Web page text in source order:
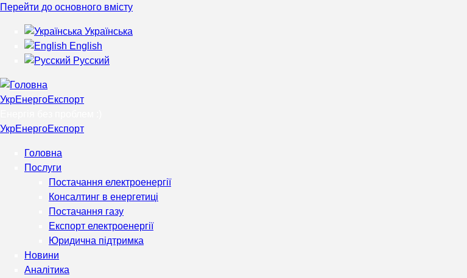
Перейти до основного вмісту
Українська
English
Русский
УкрЕнергоЕкспорт
УкрЕнергоЕкспорт
Головна
Послуги
Постачання електроенергії
Консалтинг в енергетиці
Постачання газу
Експорт електроенергії
Юридична підтримка
Новини
Аналітика